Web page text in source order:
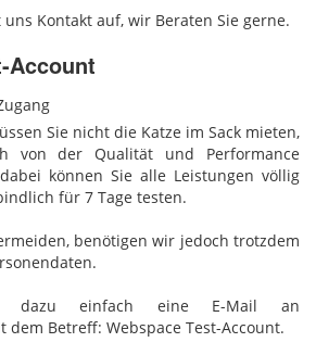
Kontakt auf, wir Beraten Sie gerne.
Account
Sie nicht die Katze im Sack mieten,
von der Qualität und Performance
können Sie alle Leistungen völlig
für 7 Tage testen.
benötigen wir jedoch trotzdem
dazu einfach eine E-Mail an
dem Betreff: Webspace Test-Account.